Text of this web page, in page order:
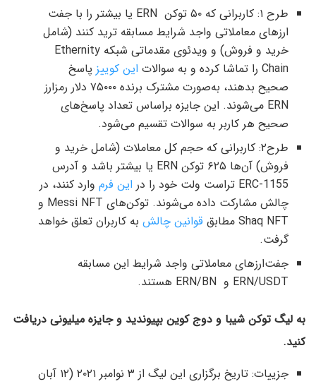
طرح ۱: کاربرانی که ۵۰ توکن ERN یا بیشتر را با جفت
ارزهای معاملاتی واجد شرایط مسابقه ترید کنند (شامل
خرید و فروش) و ویدئوی مقدماتی شبکه Ethernity
Chain را تماشا کرده و به سوالات
این کوییز پاسخ
صحیح بدهند، به‌صورت مشترک برنده ۷۵۰۰۰ دلار رمزارز
ERN می‌شوند. این جایزه براساس تعداد پاسخ‌های
صحیح هر کاربر به سوالات تقسیم می‌شود.
طرح۲: کاربرانی که حجم کل معاملات (شامل خرید و
فروش) آن‌ها ۶۲۵ توکن ERN یا بیشتر باشد و آدرس
ERC-1155 تراست ولت خود را در
این فرم وارد کنند، در
چالش مشارکت داده می‌شوند. توکن‌های Messi NFT و
Shaq NFT مطابق
قوانین چالش به کاربران تعلق خواهد
گرفت.
جفت‌ارزهای معاملاتی واجد شرایط این مسابقه
ERN/USDT و ​​ ​​ERN/BN هستند.
به لیگ توکن شیبا و دوج کوین بپیوندید و جایزه میلیونی دریافت
کنید.
جزییات: تاریخ برگزاری این لیگ از ۳ نوامبر ۲۰۲۱ (۱۲ آبان